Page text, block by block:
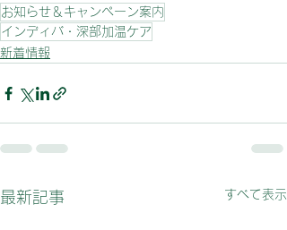
お知らせ＆キャンペーン案内
インディバ・深部加温ケア
新着情報
最新記事 すべて表示